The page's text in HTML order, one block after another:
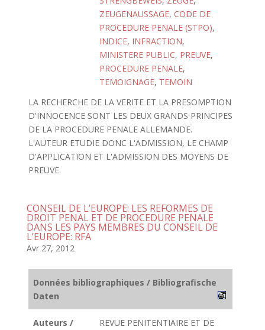
ZEUGENAUSSAGE, CODE DE
PROCEDURE PENALE (STPO),
INDICE, INFRACTION,
MINISTERE PUBLIC, PREUVE,
PROCEDURE PENALE,
TEMOIGNAGE, TEMOIN
LA RECHERCHE DE LA VERITE ET LA PRESOMPTION
D'INNOCENCE SONT LES DEUX GRANDS PRINCIPES
DE LA PROCEDURE PENALE ALLEMANDE.
L'AUTEUR ETUDIE DONC L'ADMISSION, LE CHAMP
D'APPLICATION ET L'ADMISSION DES MOYENS DE
PREUVE.
CONSEIL DE L’EUROPE: LES REFORMES DE
DROIT PENAL ET DE PROCEDURE PENALE
DANS LES PAYS MEMBRES DU CONSEIL DE
L’EUROPE: RFA
Avr 27, 2012
Données bibliographiques / Bibliografische
Daten
Auteurs /
REVUE PENITENTIAIRE ET DE